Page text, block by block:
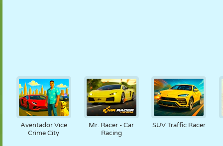
Aventador Vice
Crime City
Mr. Racer - Car
Racing
SUV Traffic Racer